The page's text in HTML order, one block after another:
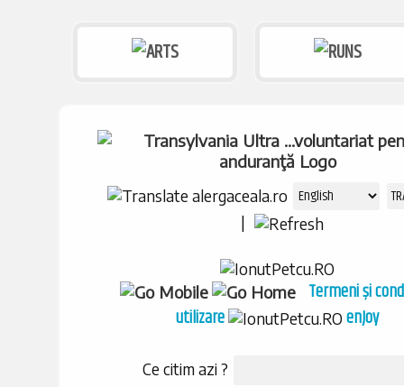
|
Termeni și
utilizare
enJoy
Ce citim azi ?